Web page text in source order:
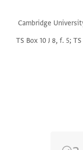
Cambridge
TS Box 10 J 8, f. 5;